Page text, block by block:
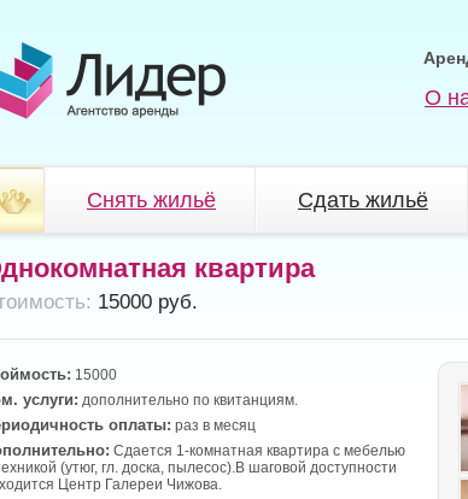
О
Снять жильё Сдать жильё
квартира
15000 руб.
15000
услуги: дополнительно по квитанциям.
оплаты: раз в месяц
Сдается 1-комнатная квартира с мебелью
(утюг, гл. доска, пылесос).В шаговой доступности
Центр Галереи Чижова.